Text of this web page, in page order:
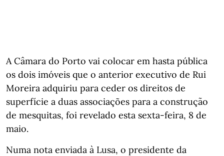
A Câmara do Porto vai colocar em hasta pública
os dois imóveis que o anterior executivo de Rui
Moreira adquiriu para ceder os direitos de
superfície a duas associações para a construção
de mesquitas, foi revelado esta sexta-feira, 8 de
maio.
Numa nota enviada à Lusa, o presidente da